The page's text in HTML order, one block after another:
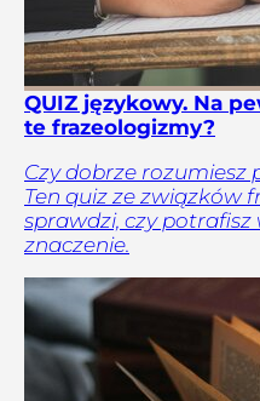
QUIZ językowy. Na
te frazeologizmy?
Czy dobrze rozumiesz
Ten quiz ze związków
sprawdzi, czy
znaczenie.